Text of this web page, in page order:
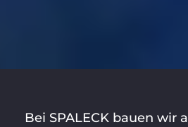
Bei SPALECK bauen wir